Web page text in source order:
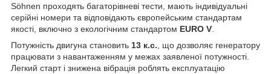
Söhnen проходять багаторівневі тести, мають індивідуальні
серійні номери та відповідають європейським стандартам
якості, включно з екологічним стандартом EURO V.
Потужність двигуна становить 13 к.с., що дозволяє генератору
працювати з навантаженням у межах заявленої потужності.
Легкий старт і знижена вібрація роблять експлуатацію